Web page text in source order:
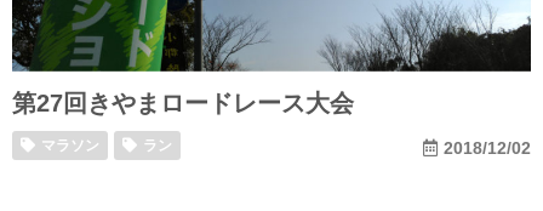
第27回きやまロードレース大会
マラソン ラン 2018/12/02